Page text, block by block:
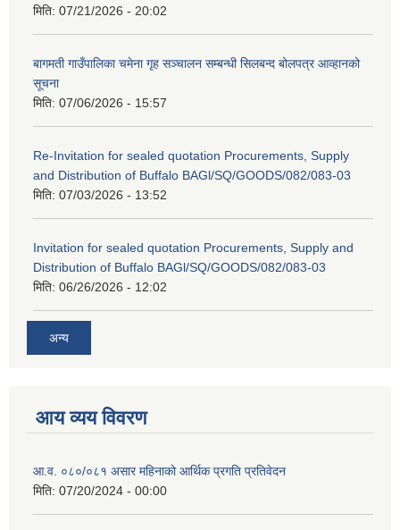
मिति: 07/21/2026 - 20:02
बागमती गाउँपालिका चमेना गृह सञ्चालन सम्बन्धी सिलबन्द बोलपत्र आव्हानको
सूचना
मिति: 07/06/2026 - 15:57
Re-Invitation for sealed quotation Procurements, Supply
and Distribution of Buffalo BAGl/SQ/GOODS/082/083-03
मिति: 07/03/2026 - 13:52
Invitation for sealed quotation Procurements, Supply and
Distribution of Buffalo BAGl/SQ/GOODS/082/083-03
मिति: 06/26/2026 - 12:02
अन्य
आय व्यय विवरण
आ.व. ०८०/०८१ असार महिनाको आर्थिक प्रगति प्रतिवेदन
मिति: 07/20/2024 - 00:00